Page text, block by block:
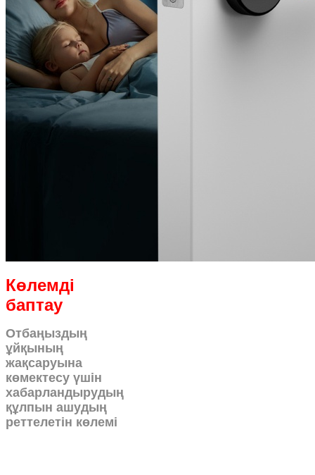
Көлемді
баптау
Отбаңыздың
ұйқының
жақсаруына
көмектесу үшін
хабарландырудың
құлпын ашудың
реттелетін көлемі